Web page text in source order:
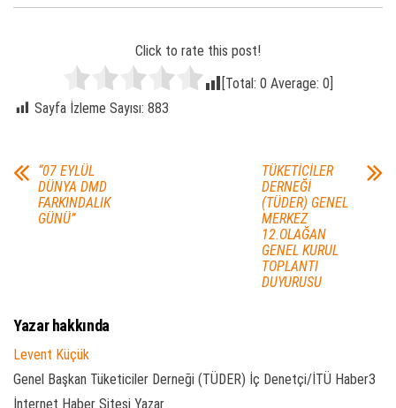
Click to rate this post!
[Total: 0 Average: 0]
Sayfa İzleme Sayısı: 883
“07 EYLÜL
DÜNYA DMD
FARKINDALIK
GÜNÜ”
TÜKETİCİLER
DERNEĞİ
(TÜDER) GENEL
MERKEZ
12.OLAĞAN
GENEL KURUL
TOPLANTI
DUYURUSU
Yazar hakkında
Levent Küçük
Genel Başkan Tüketiciler Derneği (TÜDER) İç Denetçi/İTÜ Haber3
İnternet Haber Sitesi Yazar